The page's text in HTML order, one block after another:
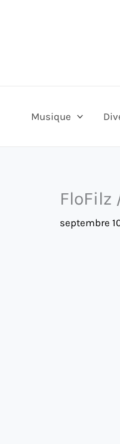
Musique
FloFilz
septembre